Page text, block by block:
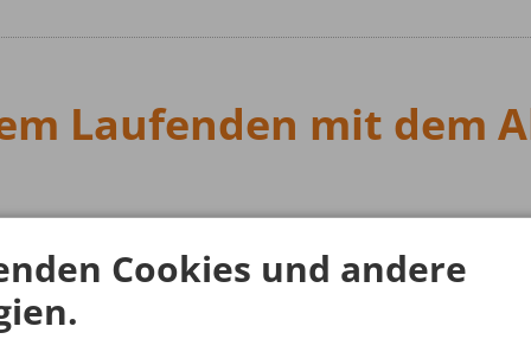
Laufenden mit dem
keine Neuigkeit mehr verpassen? Dann
– mit frischen Inspirationen, neuen Touren und
Cookies und andere